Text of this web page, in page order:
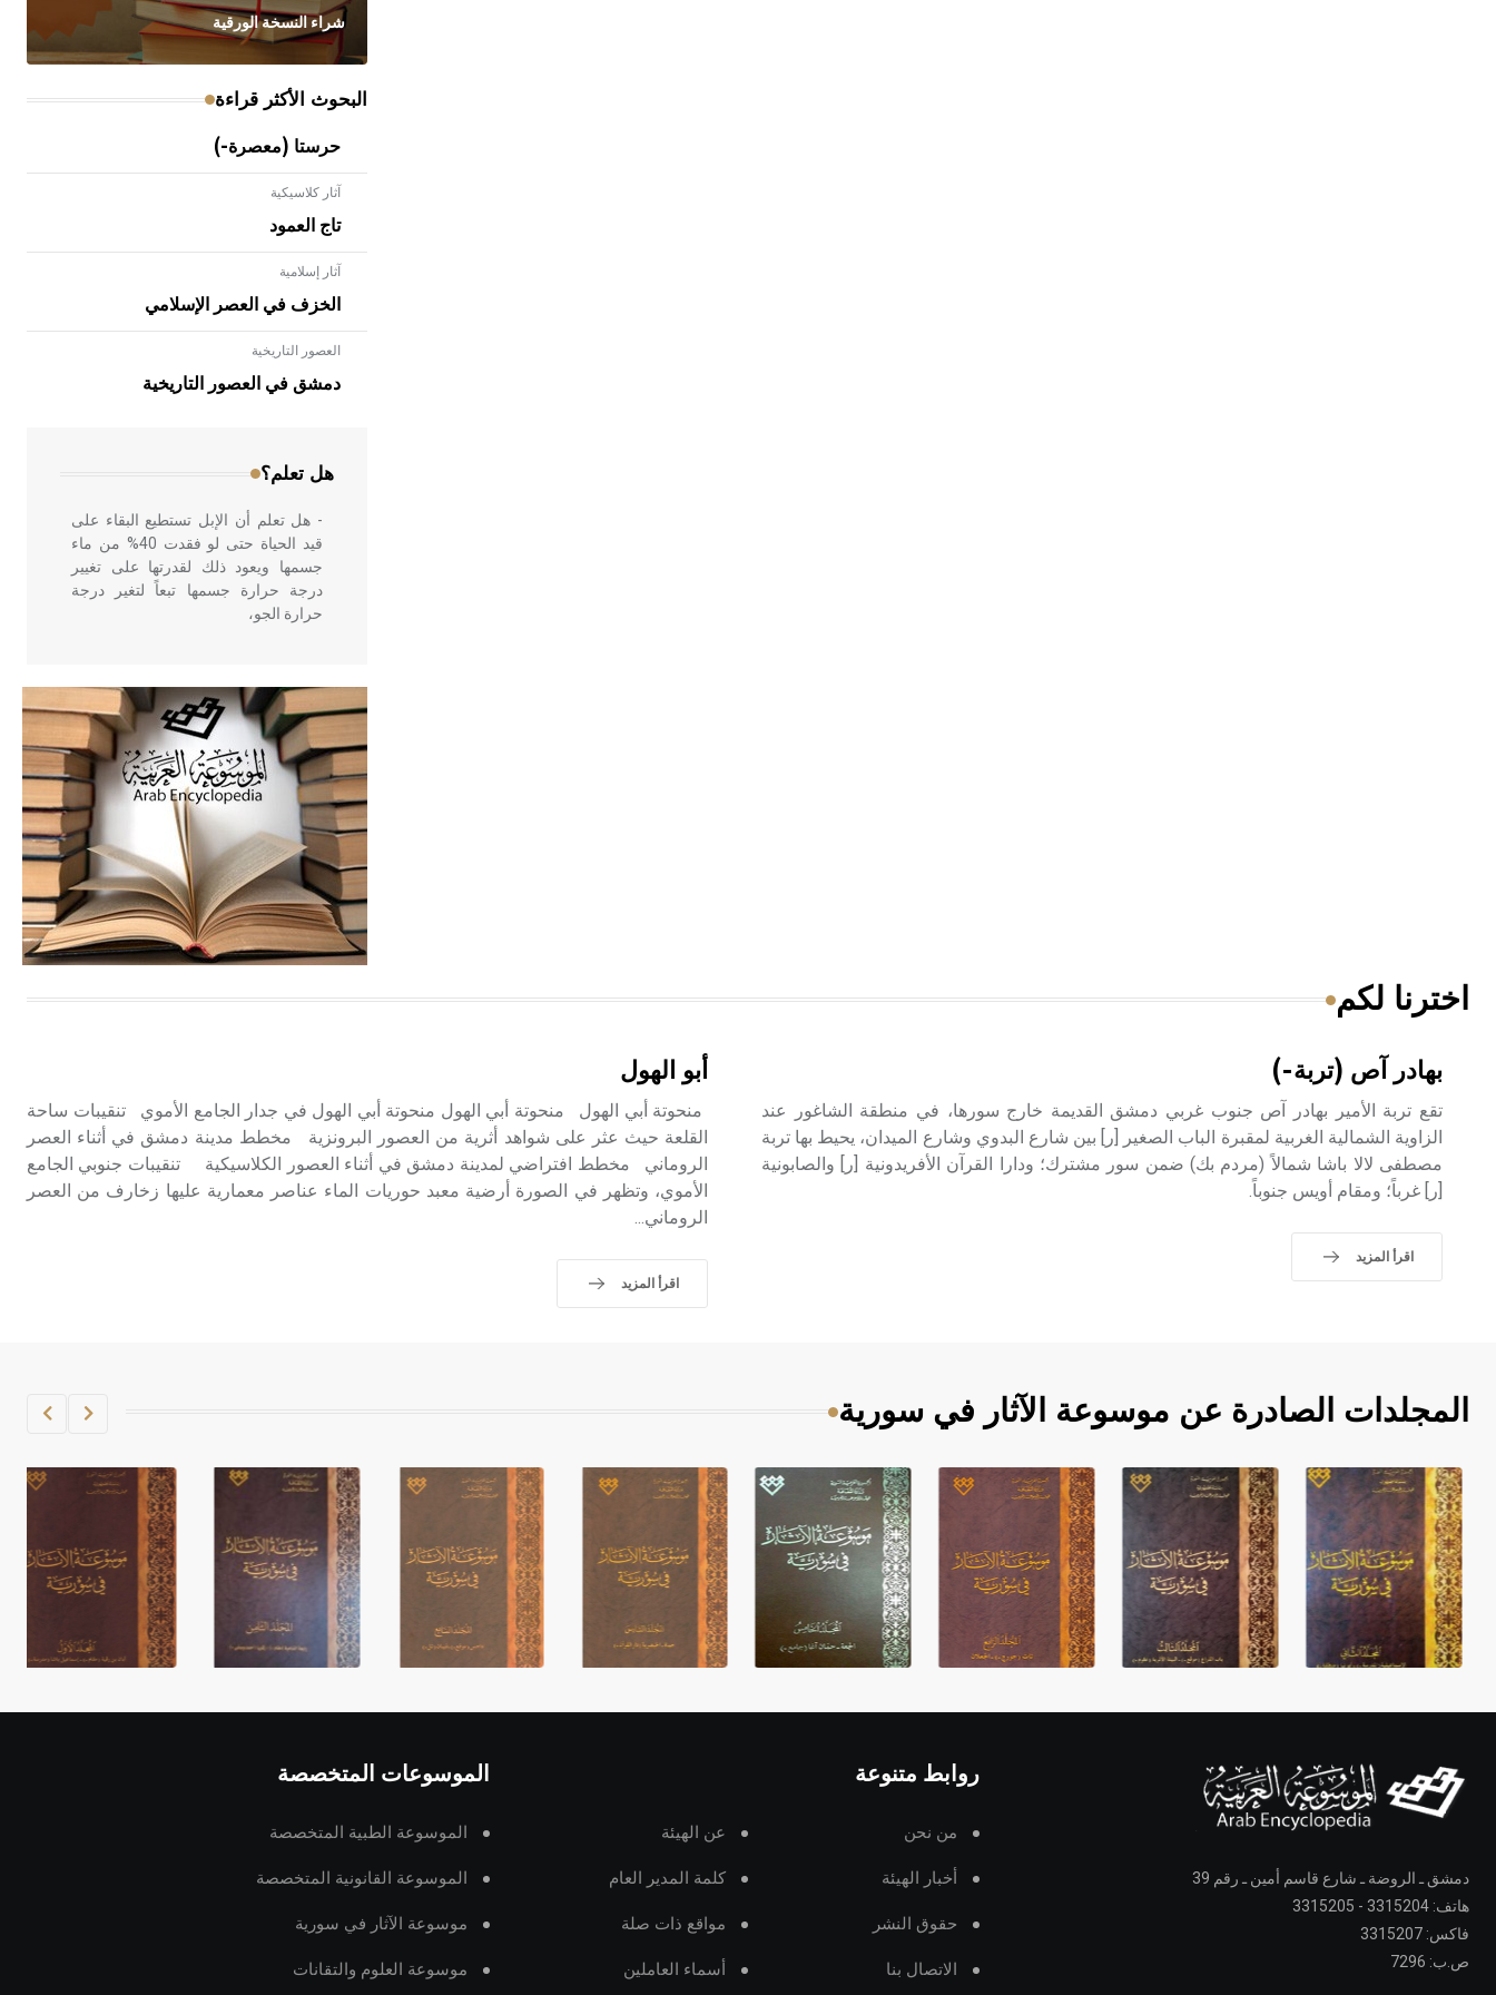
شراء النسخة الورقية
البحوث الأكثر قراءة
حرستا (معصرة-)
آثار كلاسيكية
تاج العمود
آثار إسلامية
الخزف في العصر الإسلامي
العصور التاريخية
دمشق في العصور التاريخية
هل تعلم؟
- هل تعلم أن الأبلق نوع من الفنون
الهندسية التي ارتبطت بالعمارة الإسلامية
في بلاد الشام ومصر خاصة، حيث يحرص
- هل تعلم أن الإبل تستطيع البقاء على
قيد الحياة حتى لو فقدت 40% من ماء
جسمها ويعود ذلك لقدرتها على تغيير
درجة حرارة جسمها تبعاً لتغير درجة
حرارة الجو،
- هل تعلم أن أبقراط كتب في الطب
أربعة مؤلفات هي: الحكم، الأدلة، تنظيم
التغذية، ورسالته في جروح الرأس.
ويعود له الفضل بأنه حرر الطب من
الدين والفلسفة.
- هل تعلم أن المرجان إفراز حيواني
يتكون في البحر ويتركب من مادة
كربونات الكلسيوم، وهو أحمر أو شديد
الحمرة وهو أجود أنواعه، ويمتاز بكبر
الحجم ويسمى الش
الإنكليزية أب
- هل تعلم أن أبجر Abgar اسم معروف
حيث تقتصر القيمة الصوتية للعلامة الك
اخترنا لكم
بهادر آص (تربة-)
تقع تربة الأمير بهادر آص جنوب غربي دمشق القديمة خارج سورها، في منطقة الشاغور عند
الزاوية الشمالية الغربية لمقبرة الباب الصغير [ر] بين شارع البدوي وشارع الميدان، يحيط بها تربة
مصطفى لالا باشا شمالاً (مردم بك) ضمن سور مشترك؛ ودارا القرآن الأفريدونية [ر] والصابونية
[ر] غرباً؛ ومقام أويس جنوباً.
اقرأ المزيد
أبو الهول
منحوتة أبي الهول منحوتة أبي الهول منحوتة أبي الهول في جدار الجامع الأموي تنقيبات ساحة
القلعة حيث عثر على شواهد أثرية من العصور البرونزية مخطط مدينة دمشق في أثناء العصر
الروماني مخطط افتراضي لمدينة دمشق في أثناء العصور الكلاسيكية تنقيبات جنوبي الجامع
الأموي، وتظهر في الصورة أرضية معبد حوريات الماء عناصر معمارية عليها زخارف من العصر
الروماني...
اقرأ المزيد
المجلدات الصادرة عن موسوعة الآثار في سورية
دمشق ـ الروضة ـ شارع قاسم أمين ـ رقم 39
هاتف: 3315204 - 3315205
فاكس: 3315207
ص.ب: 7296
روابط متنوعة
من نحن عن الهيئة
أخبار الهيئة كلمة المدير العام
حقوق النشر مواقع ذات صلة
الاتصال بنا أسماء العاملين
الموسوعات المتخصصة
الموسوعة الطبية المتخصصة
الموسوعة القانونية المتخصصة
موسوعة الآثار في سورية
موسوعة العلوم والتقانات